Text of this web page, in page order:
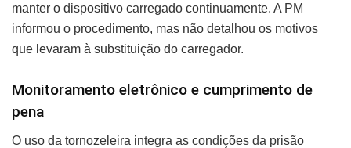
manter o dispositivo carregado continuamente. A PM
informou o procedimento, mas não detalhou os motivos
que levaram à substituição do carregador.
Monitoramento eletrônico e cumprimento de
pena
O uso da tornozeleira integra as condições da prisão